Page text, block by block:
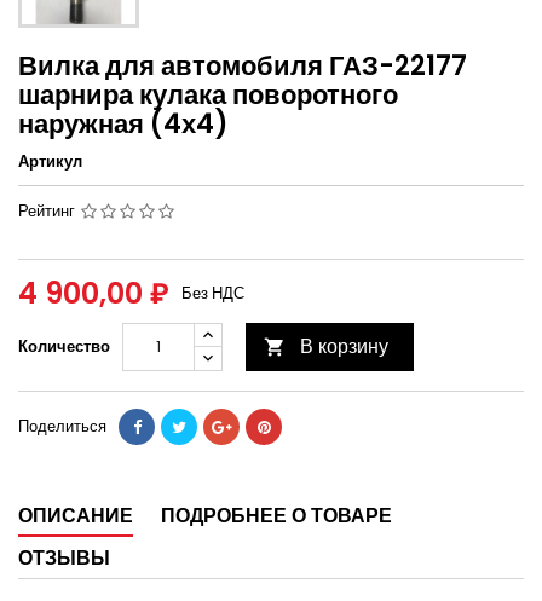
Вилка для автомобиля ГАЗ-22177
шарнира кулака поворотного
наружная (4х4)
Артикул
Рейтинг
4 900,00 ₽ Без НДС
Количество  В корзину
Поделиться
ОПИСАНИЕ
ПОДРОБНЕЕ О ТОВАРЕ
ОТЗЫВЫ